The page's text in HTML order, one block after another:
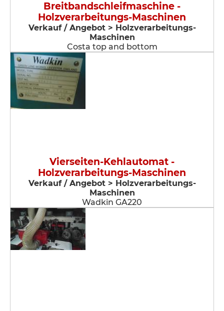
Breitbandschleifmaschine -
Holzverarbeitungs-Maschinen
Verkauf / Angebot > Holzverarbeitungs-
Maschinen
Costa top and bottom
Vierseiten-Kehlautomat -
Holzverarbeitungs-Maschinen
Verkauf / Angebot > Holzverarbeitungs-
Maschinen
Wadkin GA220